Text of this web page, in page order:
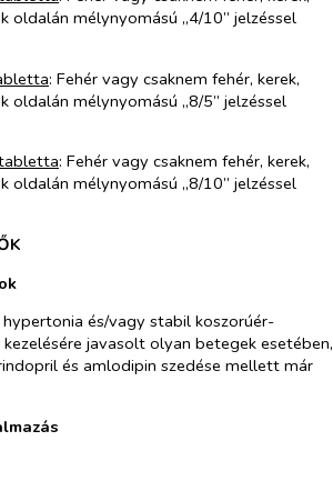
oldalán mélynyomású „4/10” jelzéssel
: Fehér vagy csaknem fehér, kerek,
oldalán mélynyomású „8/5” jelzéssel
: Fehér vagy csaknem fehér, kerek,
oldalán mélynyomású „8/10” jelzéssel
és/vagy stabil koszorúér-
javasolt olyan betegek esetében,
és amlodipin szedése mellett már